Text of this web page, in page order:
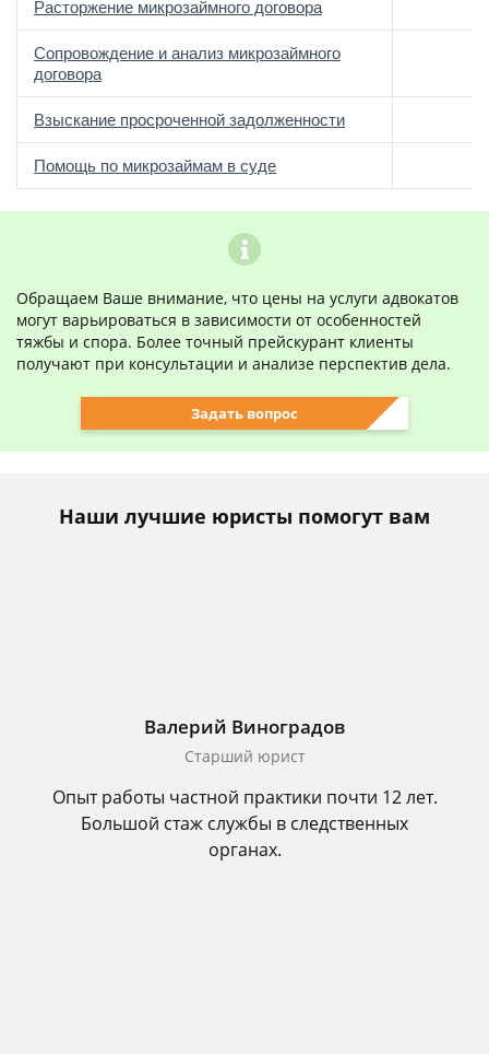
Расторжение микрозаймного договора
Сопровождение и анализ микрозаймного
договора
Взыскание просроченной задолженности
Помощь по микрозаймам в суде
Обращаем Ваше внимание, что цены на услуги адвокатов
могут варьироваться в зависимости от особенностей
тяжбы и спора. Более точный прейскурант клиенты
получают при консультации и анализе перспектив дела.
Задать вопрос
Наши лучшие юристы помогут вам
Валерий Виноградов
Старший юрист
Опыт работы частной практики почти 12 лет.
Большой стаж службы в следственных
органах.